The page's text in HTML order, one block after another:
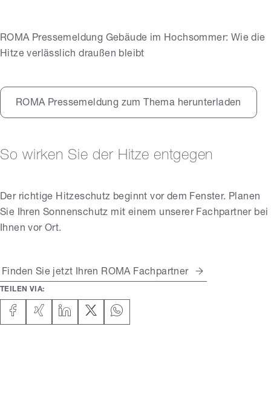
TEILEN VIA:
ROMA Pressemeldung Gebäude im Hochsommer: Wie die
Hitze verlässlich draußen bleibt
ROMA Pressemeldung zum Thema herunterladen
So wirken Sie der Hitze entgegen
Der richtige Hitzeschutz beginnt vor dem Fenster. Planen
Sie Ihren Sonnenschutz mit einem unserer Fachpartner bei
Ihnen vor Ort.
Finden Sie jetzt Ihren ROMA Fachpartner